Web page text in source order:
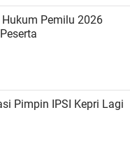
Pemilu 2026
Pimpin IPSI Kepri Lagi